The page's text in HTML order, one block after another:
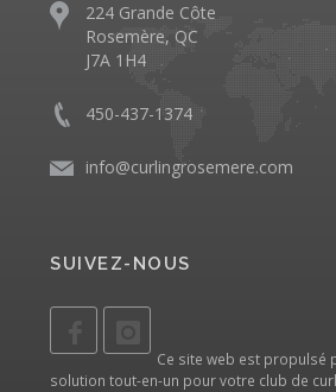
224 Grande Côte
Rosemère, QC
J7A 1H4
450-437-1374
info@curlingrosemere.com
SUIVEZ-NOUS
Ce site web est propulsé
solution tout-en-un pour votre club de